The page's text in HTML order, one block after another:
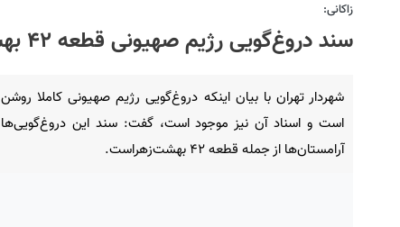
زاکانی:
سند دروغ‌گویی رژیم صهیونی قطعه ۴۲ بهشت زهراست
شهردار تهران با بیان اینکه دروغ‌گویی رژیم صهیونی کاملا روشن
است و اسناد آن نیز موجود است، گفت: سند این دروغ‌گویی‌ها
آرامستان‌ها از جمله قطعه ۴۲ بهشت‌زهراست.